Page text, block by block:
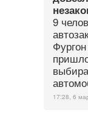
9
17:28, 6